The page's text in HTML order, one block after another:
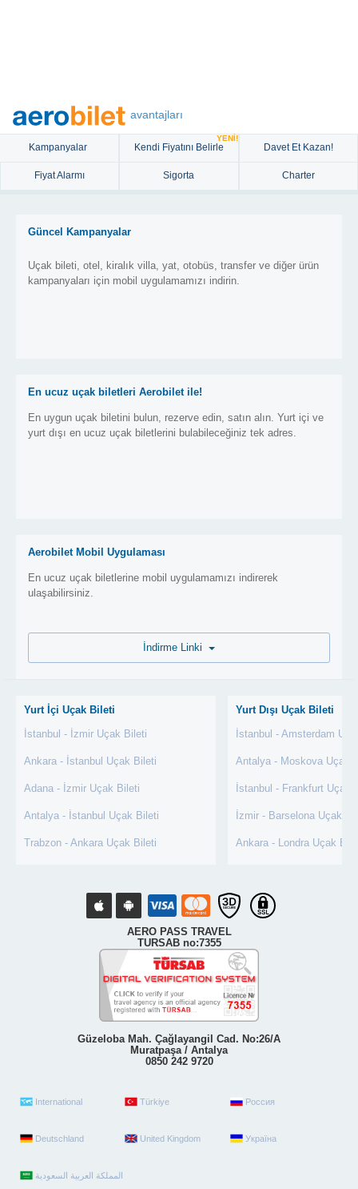
avantajları
Kampanyalar Kendi Fiyatını Belirle
YENİ!
Davet Et Kazan!
Fiyat Alarmı Sigorta Charter
Güncel Kampanyalar
Uçak bileti, otel, kiralık villa, yat, otobüs, transfer ve diğer ürün
kampanyaları için mobil uygulamamızı indirin.
En ucuz uçak biletleri Aerobilet ile!
En uygun uçak biletini bulun, rezerve edin, satın alın. Yurt içi ve
yurt dışı en ucuz uçak biletlerini bulabileceğiniz tek adres.
Aerobilet Mobil Uygulaması
En ucuz uçak biletlerine mobil uygulamamızı indirerek
ulaşabilirsiniz.
Yurt İçi Uçak Bileti
İstanbul - İzmir Uçak Bileti
Ankara - İstanbul Uçak Bileti
Adana - İzmir Uçak Bileti
Antalya - İstanbul Uçak Bileti
Trabzon - Ankara Uçak Bileti
Yurt Dışı Uçak Bileti
İstanbul - Amsterdam
Antalya - Moskova Uçak
İstanbul - Frankfurt Uçak
İzmir - Barselona Uçak
Ankara - Londra Uçak
AERO PASS TRAVEL
TURSAB no:7355
Güzeloba Mah. Çağlayangil Cad. No:26/A
Muratpaşa / Antalya
0850 242 9720
International Türkiye Россия
Deutschland United Kingdom Україна